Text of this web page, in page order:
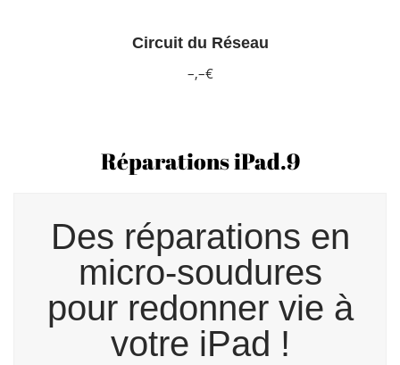
Circuit du Réseau
–,–€
Réparations iPad.9
Des réparations en
micro-soudures
pour redonner vie à
votre iPad !